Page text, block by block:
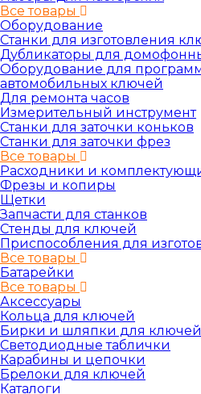
Все товары
Оборудование
Станки для изготовления
Дубликаторы для
Оборудование для
автомобильных ключей
Для ремонта часов
Измерительный инструмент
Станки для заточки коньков
Станки для заточки фрез
Все товары
Расходники и
Фрезы и копиры
Щетки
Запчасти для станков
Стенды для ключей
Приспособления для
Все товары
Батарейки
Все товары
Аксессуары
Кольца для ключей
Бирки и шляпки для ключей
Светодиодные таблички
Карабины и цепочки
Брелоки для ключей
Каталоги